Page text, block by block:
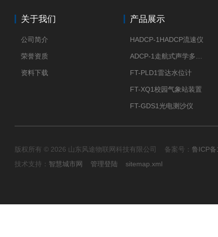
关于我们
公司简介
荣誉资质
资料下载
产品展示
HADCP-1HADCP流速仪
FT-PLD1雷达水位计
FT-XQ1校园气象站装置
FT-GDS1光电测沙仪
版权所有 © 2026 山东风途物联网科技有限公司 备案号： 鲁ICP
技术支持： 智慧城市网 管理登陆 sitemap.xml